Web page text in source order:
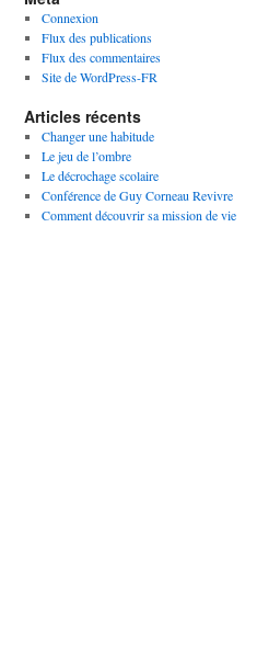
Connexion
Flux des publications
Flux des commentaires
Site de WordPress-FR
Articles récents
Changer une habitude
Le jeu de l’ombre
Le décrochage scolaire
Conférence de Guy Corneau Revivre
Comment découvrir sa mission de vie